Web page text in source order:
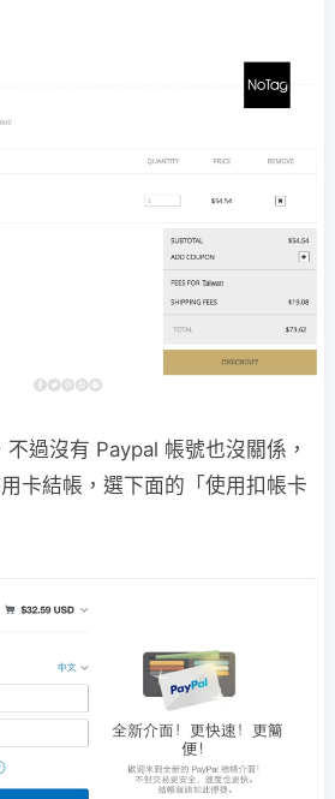
過沒有 Paypal 帳號也沒關係，
卡結帳，選下面的「使用扣帳卡